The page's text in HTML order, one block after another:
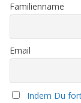
Familienname
Email
Indem Du